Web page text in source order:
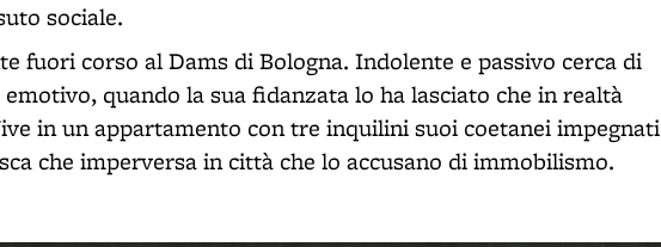
sociale.
fuori corso al Dams di Bologna. Indolente e passivo cerca di
quando la sua fidanzata lo ha lasciato che in realtà
in un appartamento con tre inquilini suoi coetanei impegnati
che imperversa in città che lo accusano di immobilismo.